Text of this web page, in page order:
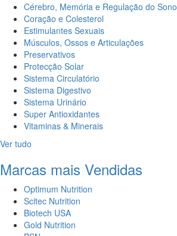
Cérebro, Memória e Regulação do Sono
Coração e Colesterol
Estimulantes Sexuais
Músculos, Ossos e Articulações
Preservativos
Protecção Solar
Sistema Circulatório
Sistema Digestivo
Sistema Urinário
Super Antioxidantes
Vitaminas & Minerais
Ver tudo
Marcas mais Vendidas
Optimum Nutrition
Scitec Nutrition
Biotech USA
Gold Nutrition